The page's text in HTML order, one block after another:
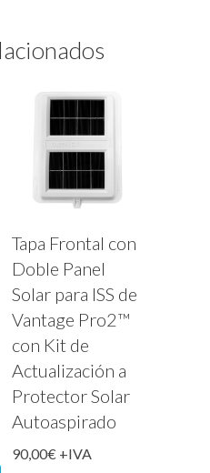
Tapa Frontal con
Doble Panel
Solar para ISS de
Vantage Pro2™
con Kit de
Actualización a
Protector Solar
Autoaspirado
90,00€ +IVA